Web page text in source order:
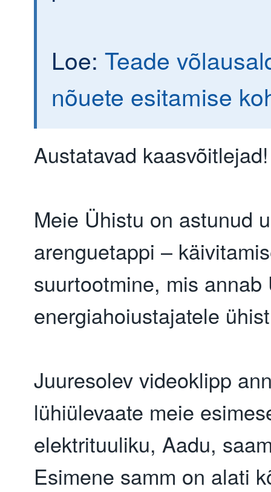
Loe: Teade
nõuete esitamise
Austatavad kaasvõitlejad!
Meie Ühistu on astunud
arenguetappi –
suurtootmine, mis annab
energiahoiustajatele
Juuresolev videoklipp
lühiülevaate meie
elektrituuliku, Aadu,
Esimene samm on alati